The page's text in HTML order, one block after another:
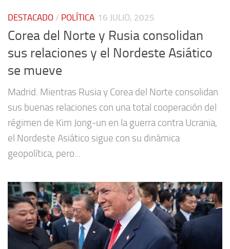
DESTACADO / POLÍTICA 16 JULIO, 2025
Corea del Norte y Rusia consolidan
sus relaciones y el Nordeste Asiático
se mueve
Madrid. Mientras Rusia y Corea del Norte consolidan
sus buenas relaciones con una total cooperación del
régimen de Kim Jong-un en la guerra contra Ucrania,
el Nordeste Asiático sigue con su dinámica
geopolítica, pero...